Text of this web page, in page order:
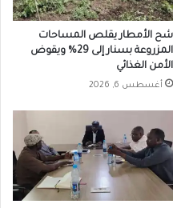
شح الأمطار يقلص المساحات
المزروعة بسنار إلى 29% ويقوض
الأمن الغذائي
أغسطس 6, 2026